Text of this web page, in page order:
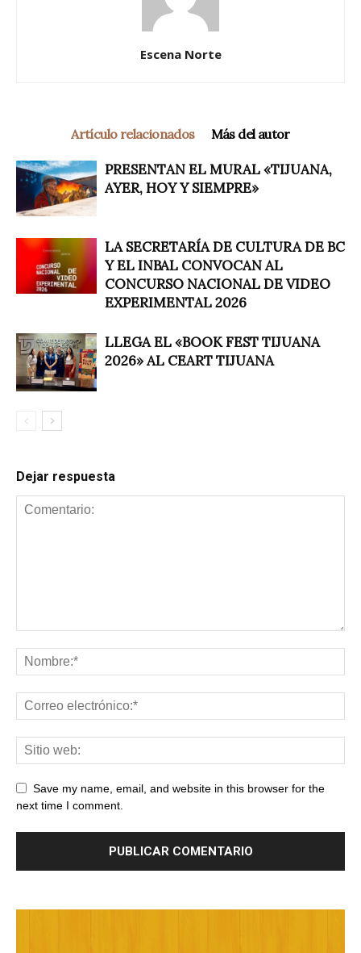
Escena Norte
Artículo relacionados Más del autor
PRESENTAN EL MURAL «TIJUANA,
AYER, HOY Y SIEMPRE»
LA SECRETARÍA DE CULTURA DE BC
Y EL INBAL CONVOCAN AL
CONCURSO NACIONAL DE VIDEO
EXPERIMENTAL 2026
LLEGA EL «BOOK FEST TIJUANA
2026» AL CEART TIJUANA
Dejar respuesta
Save my name, email, and website in this browser for the
next time I comment.